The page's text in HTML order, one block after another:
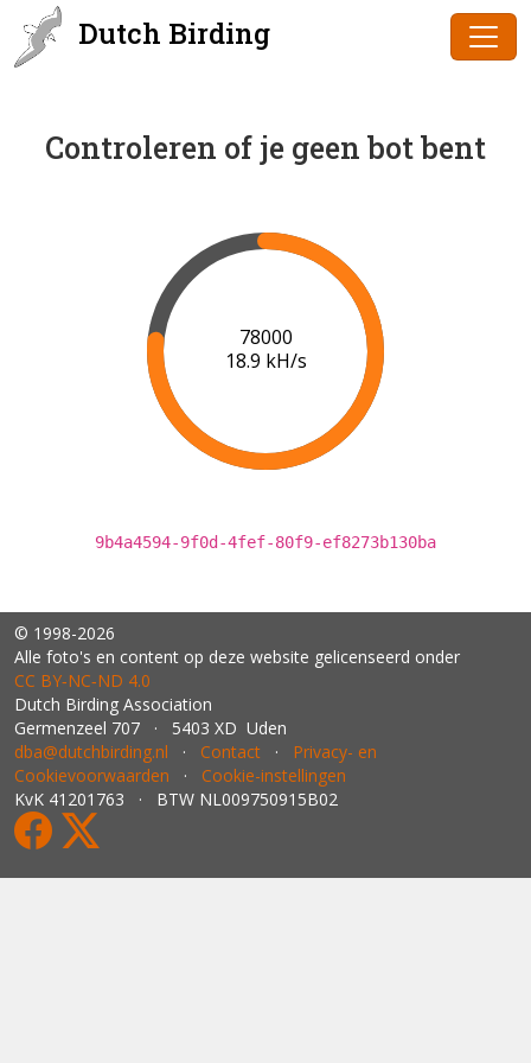
Dutch Birding
Controleren of je geen bot bent
79000
18.9 kH/s
9b4a4594-9f0d-4fef-80f9-ef8273b130ba
© 1998-2026
Alle foto's en content op deze website gelicenseerd onder
CC BY‑NC‑ND 4.0
Dutch Birding Association
Germenzeel 707 · 5403 XD Uden
dba@dutchbirding.nl · Contact · Privacy- en
Cookievoorwaarden · Cookie-instellingen
KvK 41201763 · BTW NL009750915B02